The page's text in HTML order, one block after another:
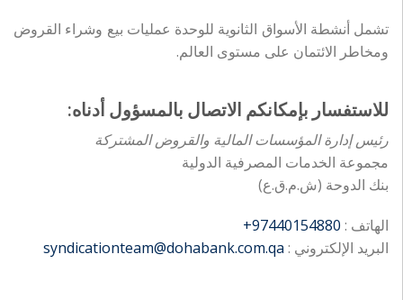
تشمل أنشطة الأسواق الثانوية للوحدة عمليات بيع وشراء القروض
ومخاطر الائتمان على مستوى العالم.
للاستفسار بإمكانكم الاتصال بالمسؤول أدناه:
رئيس إدارة المؤسسات المالية والقروض المشتركة
مجموعة الخدمات المصرفية الدولية
بنك الدوحة (ش.م.ق.ع)
الهاتف : +97440154880
البريد الإلكتروني : syndicationteam@dohabank.com.qa